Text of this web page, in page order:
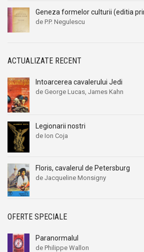
Geneza formelor culturii (editia
de P.P. Negulescu
ACTUALIZATE RECENT
Intoarcerea cavalerului Jedi
de George Lucas, James Kahn
Legionarii nostri
de Ion Coja
Floris, cavalerul de Petersburg
de Jacqueline Monsigny
OFERTE SPECIALE
Paranormalul
de Philippe Wallon